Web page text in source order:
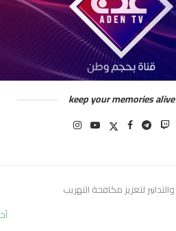
keep your memories alive
لتعزيز مكافحة التهريب